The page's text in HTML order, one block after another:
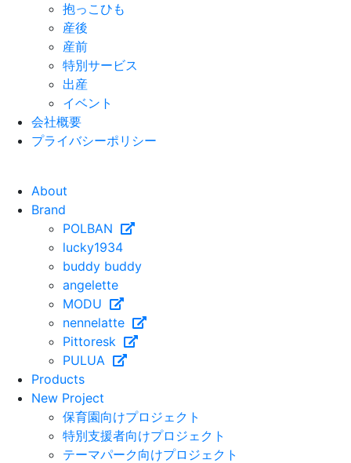
抱っこひも
産後
産前
特別サービス
出産
イベント
会社概要
プライバシーポリシー
About
Brand
POLBAN
lucky1934
buddy buddy
angelette
MODU
nennelatte
Pittoresk
PULUA
Products
New Project
保育園向けプロジェクト
特別支援者向けプロジェクト
テーマパーク向けプロジェクト